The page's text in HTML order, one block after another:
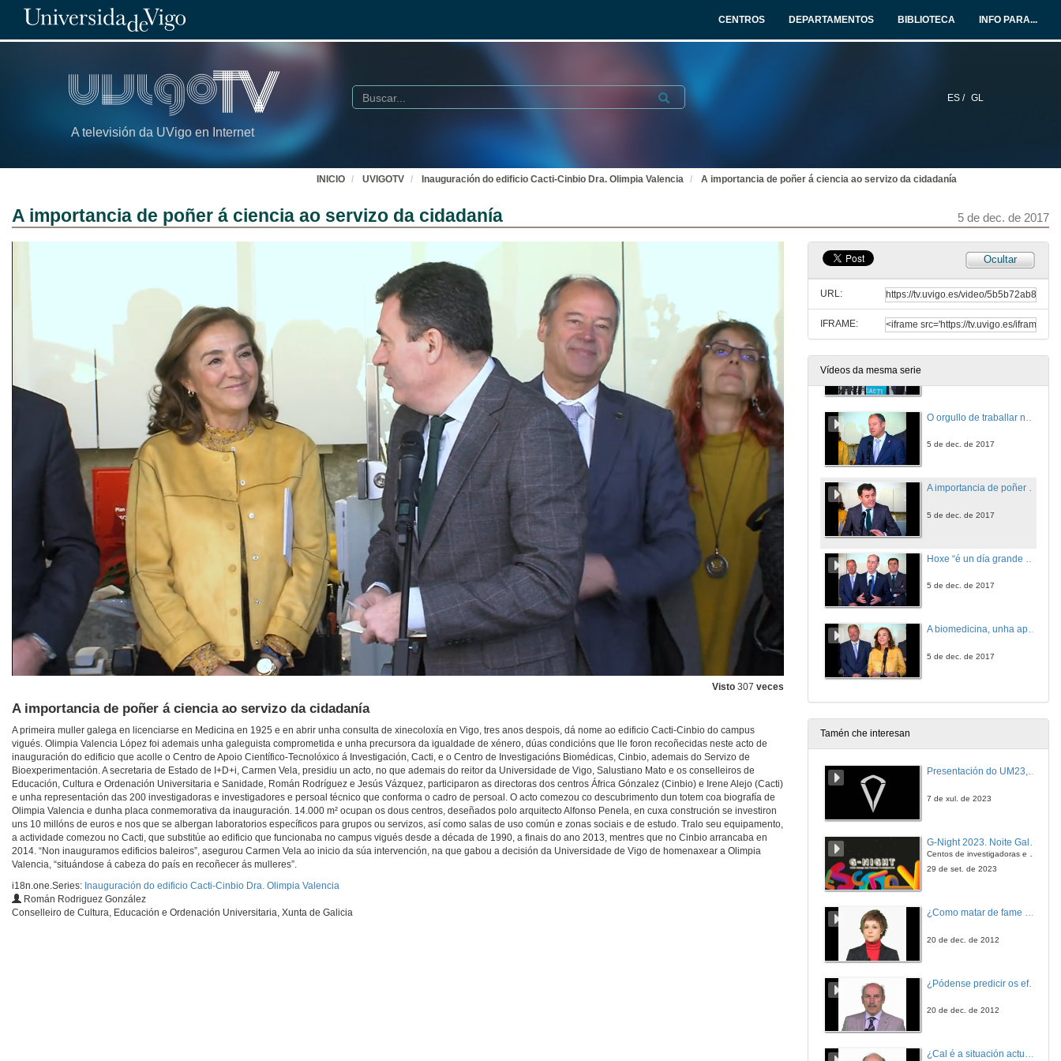
CENTROS DEPARTAMENTOS BIBLIOTECA INFO PARA...
A televisión da UVigo en Internet
ES / GL
Buscar Submit
INICIO UVIGOTV Inauguración do edificio Cacti-Cinbio Dra. Olimpia Valencia A importancia de poñer á ciencia ao servizo da cidadanía
A importancia de poñer á ciencia ao servizo da cidadanía 5 de dec. de 2017
Visto 307 veces
A importancia de poñer á ciencia ao servizo da cidadanía
A primeira muller galega en licenciarse en Medicina en 1925 e en abrir unha consulta de xinecoloxía en Vigo, tres anos despois, dá nome ao edificio Cacti-Cinbio do campus
vigués. Olimpia Valencia López foi ademais unha galeguista comprometida e unha precursora da igualdade de xénero, dúas condicións que lle foron recoñecidas neste acto de
inauguración do edificio que acolle o Centro de Apoio Científico-Tecnolóxico á Investigación, Cacti, e o Centro de Investigacións Biomédicas, Cinbio, ademais do Servizo de
Bioexperimentación. A secretaria de Estado de I+D+i, Carmen Vela, presidiu un acto, no que ademais do reitor da Universidade de Vigo, Salustiano Mato e os conselleiros de
Educación, Cultura e Ordenación Universitaria e Sanidade, Román Rodríguez e Jesús Vázquez, participaron as directoras dos centros África Gónzalez (Cinbio) e Irene Alejo (Cacti)
e unha representación das 200 investigadoras e investigadores e persoal técnico que conforma o cadro de persoal. O acto comezou co descubrimento dun totem coa biografía de
Olimpia Valencia e dunha placa conmemorativa da inauguración. 14.000 m² ocupan os dous centros, deseñados polo arquitecto Alfonso Penela, en cuxa construción se investiron
uns 10 millóns de euros e nos que se albergan laboratorios específicos para grupos ou servizos, así como salas de uso común e zonas sociais e de estudo. Tralo seu equipamento,
a actividade comezou no Cacti, que substitúe ao edificio que funcionaba no campus vigués desde a década de 1990, a finais do ano 2013, mentres que no Cinbio arrancaba en
2014. “Non inauguramos edificios baleiros”, asegurou Carmen Vela ao inicio da súa intervención, na que gabou a decisión da Universidade de Vigo de homenaxear a Olimpia
Valencia, “situándose á cabeza do país en recoñecer ás mulleres”.
i18n.one.Series: Inauguración do edificio Cacti-Cinbio Dra. Olimpia Valencia
Román Rodriguez González
Conselleiro de Cultura, Educación e Ordenación Universitaria, Xunta de Galicia
Ocultar
URL:
IFRAME:
Vídeos da mesma serie
5 de dec. de 2017
A importancia de poñer á ciencia ao servizo da cidadanía
5 de dec. de 2017
5 de dec. de 2017
A biomedicina, unha aposta central do Goberno
5 de dec. de 2017
Tamén che interesan
Presentación do UM23, o novo monopraza de UVigo Motorsport
7 de xul. de 2023
Centos de investigadoras e investigadores, decenas de actividades e sete cidades
29 de set. de 2023
¿Como matar de fame as bacterias?
20 de dec. de 2012
¿Pódense predicir os efectos polo achegamento á Terra dos asteroides?
20 de dec. de 2012
¿Cal é a situación actual do consumo cinematográfico?